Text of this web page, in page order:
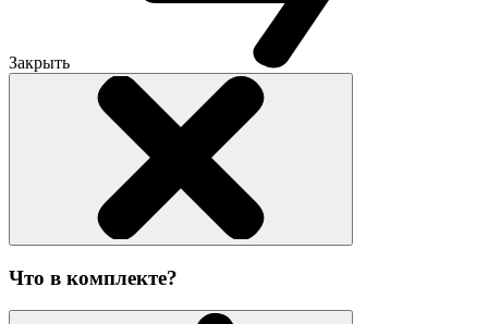
Закрыть
Что в комплекте?